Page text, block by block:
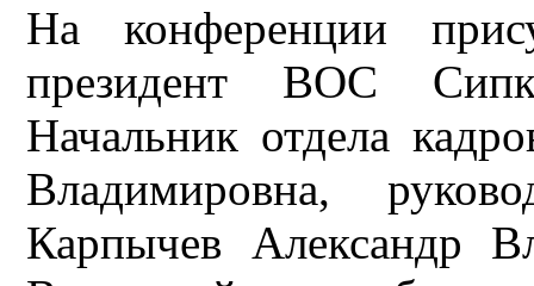
На конференции
президент ВОС
Начальник отдела
Владимировна,
Карпычев Александр